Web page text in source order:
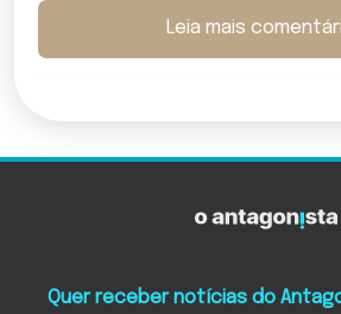
Leia mais
Quer receber notícias do